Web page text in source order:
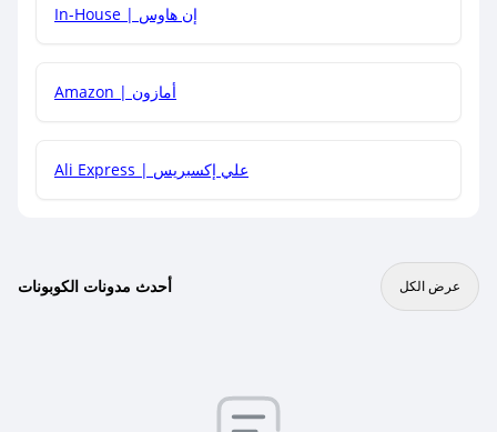
In-House | إن هاوس
Amazon | أمازون
Ali Express | علي إكسبريس
أحدث مدونات الكوبونات عرض الكل